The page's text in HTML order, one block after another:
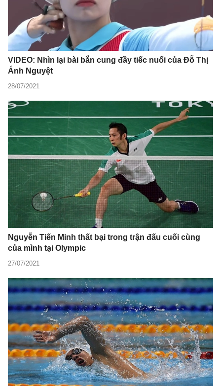
VIDEO: Nhìn lại bài bắn cung đầy tiếc nuối của Đỗ Thị
Ánh Nguyệt
28/07/2021
Nguyễn Tiến Minh thất bại trong trận đấu cuối cùng
của mình tại Olympic
27/07/2021